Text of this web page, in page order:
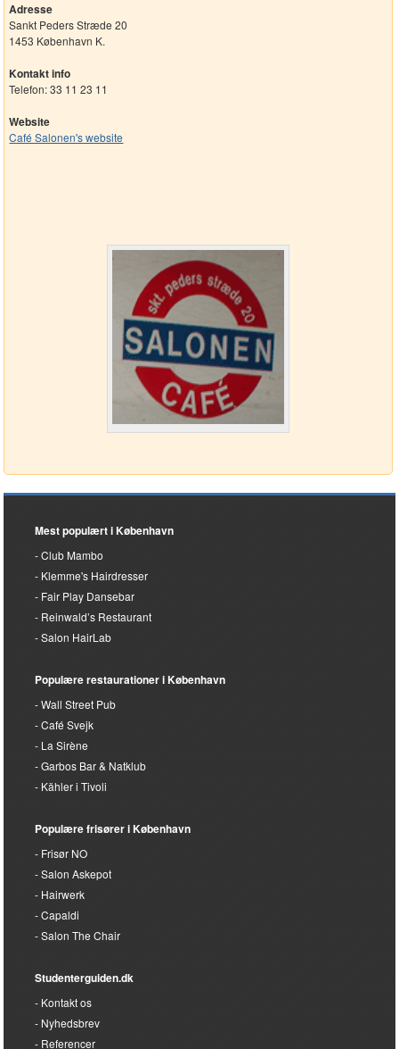
Adresse
Sankt Peders Stræde 20
1453 København K.
Kontakt info
Telefon: 33 11 23 11
Website
Café Salonen's website
Mest populært i København
Club Mambo
Klemme's Hairdresser
Fair Play Dansebar
Reinwald’s Restaurant
Salon HairLab
Populære restaurationer i København
Wall Street Pub
Café Svejk
La Sirène
Garbos Bar & Natklub
Kähler i Tivoli
Populære frisører i København
Frisør NO
Salon Askepot
Hairwerk
Capaldi
Salon The Chair
Studenterguiden.dk
Kontakt os
Nyhedsbrev
Referencer